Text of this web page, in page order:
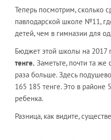
Теперь посмотрим, сколько
павлодарской школе №11,
детей, чем в гимназии для
Бюджет этой школы на 2017
тенге. Заметьте, почти та же
раза больше. Здесь
165 185 тенге. Это в районе
ребенка.
Разница, как видите,